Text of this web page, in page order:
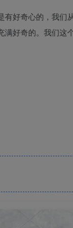
有好奇心的，我
满好奇的。我们这